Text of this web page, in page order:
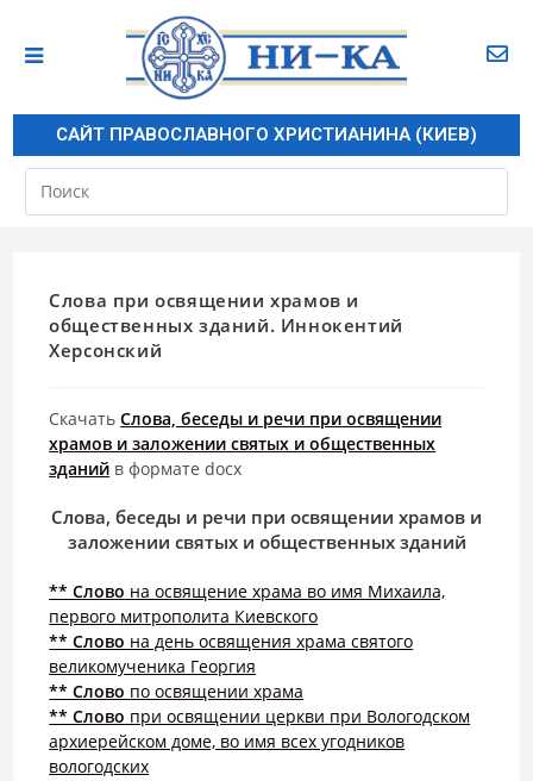
САЙТ ПРАВОСЛАВНОГО ХРИСТИАНИНА (КИЕВ)
Слова при освящении храмов и
общественных зданий. Иннокентий
Херсонский
СкачатьСлова, беседы и речи при освящении
храмов и заложении святых и общественных
зданий в формате docx
Слова, беседы и речи при освящении храмов и
заложении святых и общественных зданий
** Слово на освящение храма во имя Михаила,
первого митрополита Киевского
** Слово на день освящения храма святого
великомученика Георгия
** Слово по освящении храма
** Слово при освящении церкви при Вологодском
архиерейском доме, во имя всех угодников
вологодских